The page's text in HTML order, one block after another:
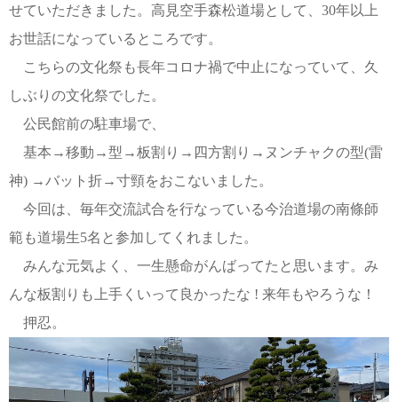
せていただきました。高見空手森松道場として、30年以上
お世話になっているところです。
こちらの文化祭も長年コロナ禍で中止になっていて、久
しぶりの文化祭でした。
公民館前の駐車場で、
基本→移動→型→板割り→四方割り→ヌンチャクの型(雷
神) →バット折→寸頸をおこないました。
今回は、毎年交流試合を行なっている今治道場の南條師
範も道場生5名と参加してくれました。
みんな元気よく、一生懸命がんばってたと思います。み
んな板割りも上手くいって良かったな ! 来年もやろうな！
押忍。